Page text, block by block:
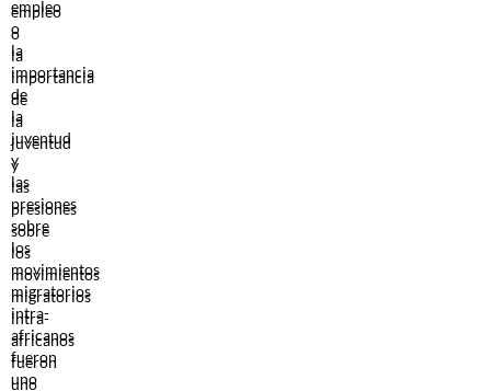
empleo
o
la
importancia
de
la
juventud
y
las
presiones
sobre
los
movimientos
migratorios
intra-
africanos
fueron
uno